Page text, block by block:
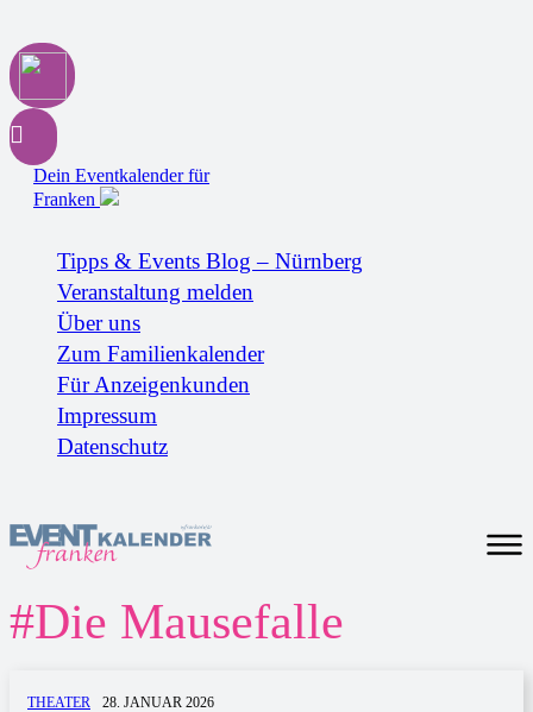
Dein Eventkalender für
Franken
Tipps & Events Blog – Nürnberg
Veranstaltung melden
Über uns
Zum Familienkalender
Für Anzeigenkunden
Impressum
Datenschutz
#Die Mausefalle
THEATER 28. JANUAR 2026